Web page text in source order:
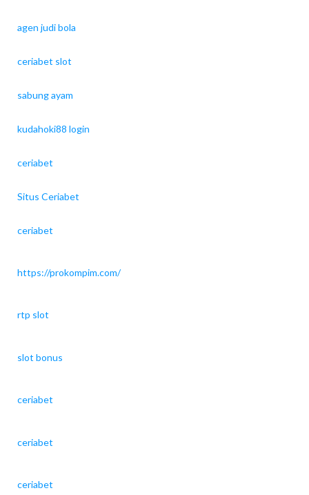
agen judi bola
ceriabet slot
sabung ayam
kudahoki88 login
ceriabet
Situs Ceriabet
ceriabet
https://prokompim.com/
rtp slot
slot bonus
ceriabet
ceriabet
ceriabet